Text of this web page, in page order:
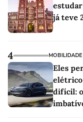
estudar
já teve
4 MOBILIDADE
Eles
elétrico
difícil: